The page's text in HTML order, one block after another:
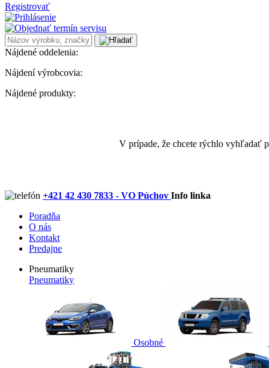
Registrovať
Nájdené oddelenia:
Nájdení výrobcovia:
Nájdené produkty:
V prípade, že chcete rýchlo vyhľadať
+421 42 430 7833 - VO Púchov Info linka
Poradňa
O nás
Kontakt
Predajne
Pneumatiky
Pneumatiky
Osobné